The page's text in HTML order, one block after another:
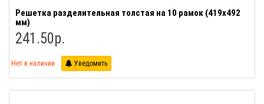
Решетка разделительная толстая на 10 рамок (419х492
мм)
241.50р.
Нет в наличии Уведомить